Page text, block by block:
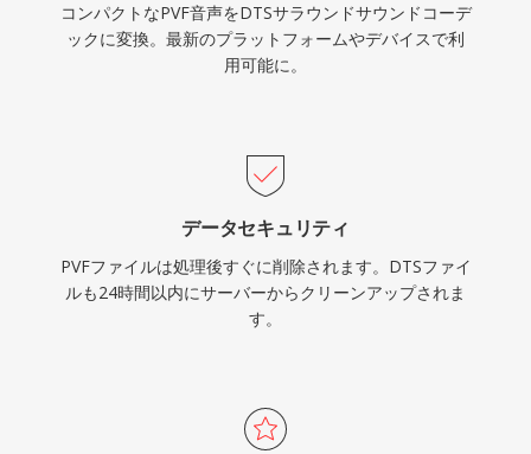
供します。
コンパクトなPVF音声をDTSサラウンドサウンドコーデ
ックに変換。最新のプラットフォームやデバイスで利
用可能に。
データセキュリティ
PVFファイルは処理後すぐに削除されます。DTSファイ
ルも24時間以内にサーバーからクリーンアップされま
す。